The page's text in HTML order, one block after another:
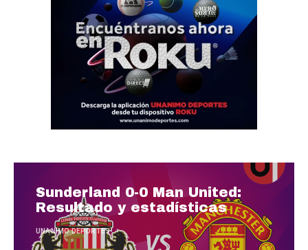
Sunderland 0-0 Man United:
Resultado y estadísticas
UNANIMO DEPORTES